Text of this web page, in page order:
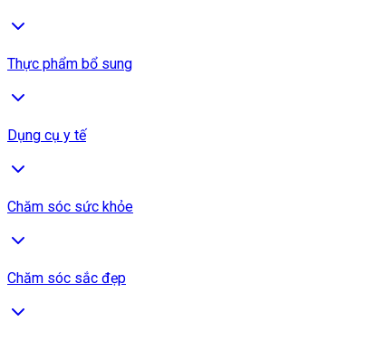
Thực phẩm bổ sung
Dụng cụ y tế
Chăm sóc sức khỏe
Chăm sóc sắc đẹp